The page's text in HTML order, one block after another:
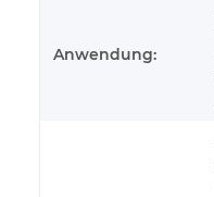
Anwendung: